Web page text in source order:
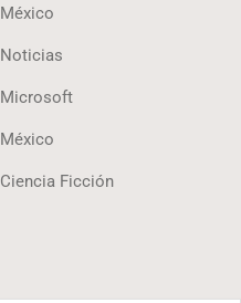
México
Noticias
Microsoft
México
Ciencia Ficción